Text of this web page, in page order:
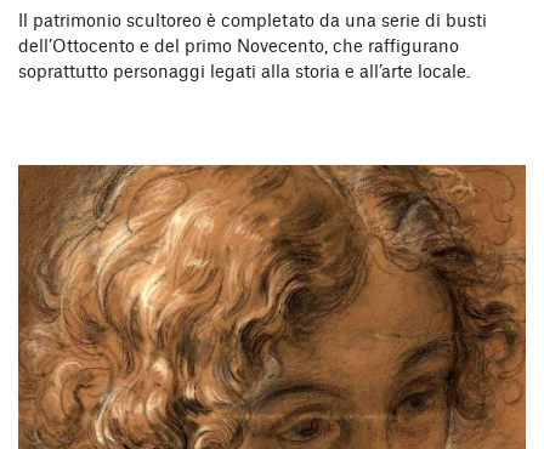
Il patrimonio scultoreo è completato da una serie di busti
dell’Ottocento e del primo Novecento, che raffigurano
soprattutto personaggi legati alla storia e all’arte locale.